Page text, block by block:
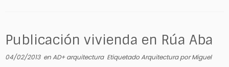
Publicación vivienda en Rúa Aba
04/02/2013enAD+ arquitectura EtiquetadoArquitecturaporMiguel